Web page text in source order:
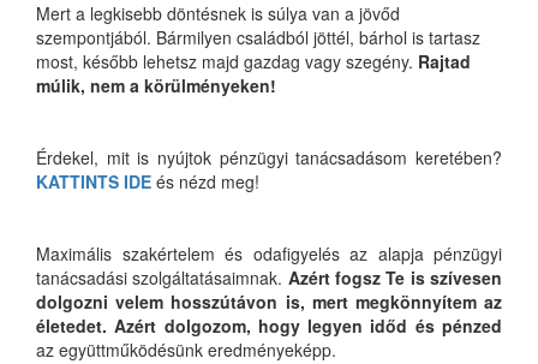
Mert a legkisebb döntésnek is súlya van a jövőd
szempontjából. Bármilyen családból jöttél, bárhol is tartasz
most, később lehetsz majd gazdag vagy szegény. Rajtad
múlik, nem a körülményeken!
Érdekel, mit is nyújtok pénzügyi tanácsadásom keretében?
KATTINTS IDE és nézd meg!
Maximális szakértelem és odafigyelés az alapja pénzügyi
tanácsadási szolgáltatásaimnak. Azért fogsz Te is szívesen
dolgozni velem hosszútávon is, mert megkönnyítem az
életedet. Azért dolgozom, hogy legyen időd és pénzed
az együttműködésünk eredményeképp.